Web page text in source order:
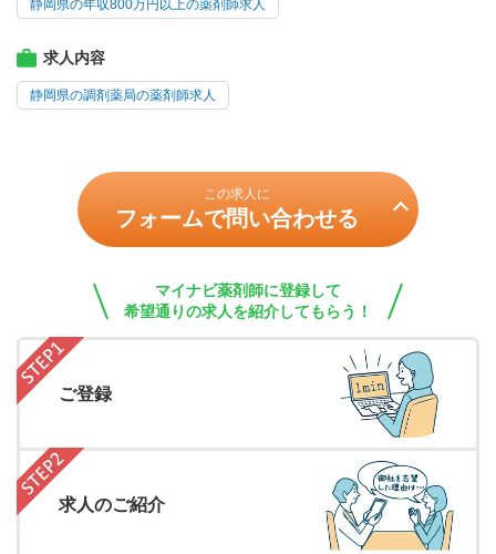
静岡県の年収800万円以上の薬剤師求人
求人内容
静岡県の調剤薬局の薬剤師求人
この求人に
フォームで問い合わせる
マイナビ薬剤師に登録して
希望通りの求人を紹介してもらう！
ご登録
求人のご紹介